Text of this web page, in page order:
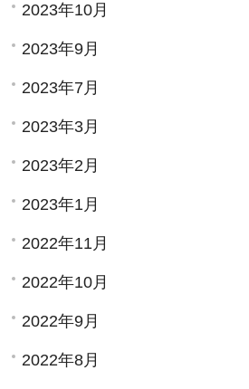
2023年10月
2023年9月
2023年7月
2023年3月
2023年2月
2023年1月
2022年11月
2022年10月
2022年9月
2022年8月